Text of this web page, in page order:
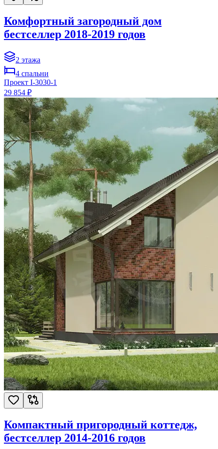
Комфортный загородный дом
бестселлер 2018-2019 годов
2 этажа
4 спальни
Проект I-3030-1
29 854 ₽
Компактный пригородный коттедж,
бестселлер 2014-2016 годов